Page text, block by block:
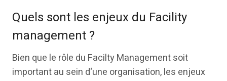
Quels sont les enjeux du Facility
management ?
Bien que le rôle du Facilty Management soit
important au sein d‘une organisation, les enjeux